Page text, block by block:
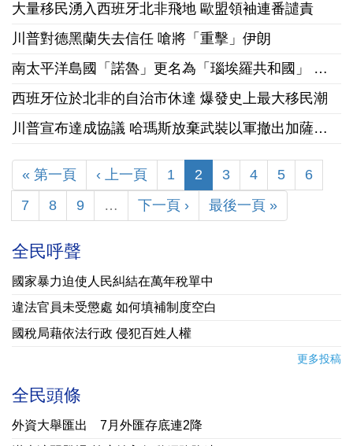
大量移民湧入西班牙北非飛地 歐盟領袖連番譴責
川普對德黑蘭失去信任 嗆將「重擊」伊朗
南太平洋島國「諾魯」更名為「瑙埃羅共和國」 彰顯文傳承國家認同
西班牙位於北非的自治市休達 爆發史上最大移民潮
川普宣布達成協議 哈瑪斯放棄武裝以軍撤出加薩走廊
« 第一頁 ‹ 上一頁 1 2 3 4 5
6
7
8 9 … 下一頁 › 最後一頁 »
全民呼聲
國家暴力迫使人民糾結在萬年稅單中
違法官員未受懲處 如何填補制度空白
國稅局藉依法行政 侵犯百姓人權
更多投稿
全民頭條
外資大舉匯出 7月外匯存底連2降